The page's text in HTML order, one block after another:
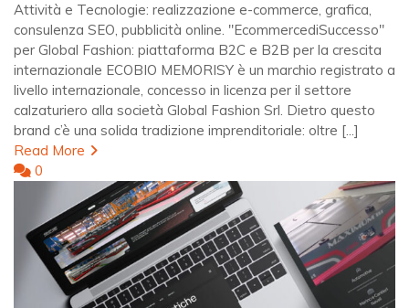
Attività e Tecnologie: realizzazione e-commerce, grafica,
consulenza SEO, pubblicità online. "EcommercediSuccesso"
per Global Fashion: piattaforma B2C e B2B per la crescita
internazionale ECOBIO MEMORISY è un marchio registrato a
livello internazionale, concesso in licenza per il settore
calzaturiero alla società Global Fashion Srl. Dietro questo
brand c’è una solida tradizione imprenditoriale: oltre [...]
Read More
0